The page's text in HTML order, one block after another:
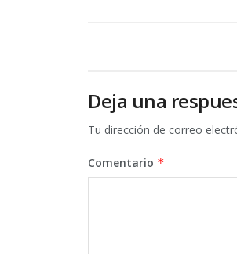
Deja una
Tu dirección de correo
Comentario *